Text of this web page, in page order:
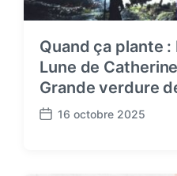
Quand ça plante
Lune de
Grande verdure
P
16 octobre 2025